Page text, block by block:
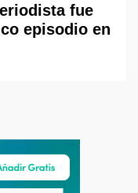
fue
episodio en